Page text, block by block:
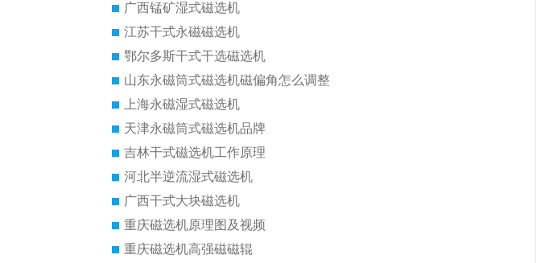
广西锰矿湿式磁选机
江苏干式永磁磁选机
鄂尔多斯干式干选磁选机
山东永磁筒式磁选机磁偏角怎么调整
上海永磁湿式磁选机
天津永磁筒式磁选机品牌
吉林干式磁选机工作原理
河北半逆流湿式磁选机
广西干式大块磁选机
重庆磁选机原理图及视频
重庆磁选机高强磁磁辊